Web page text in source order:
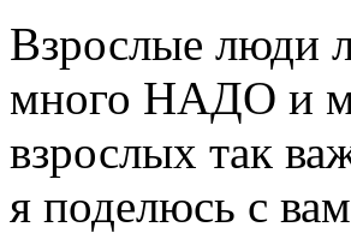
Взрослые люди
много НАДО и
взрослых так
я поделюсь с